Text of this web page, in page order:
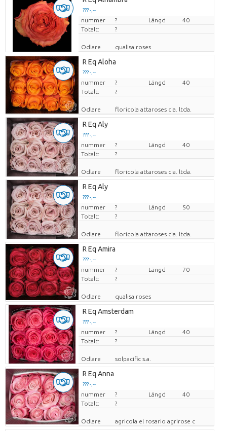
??? -,--
Pris per enhet
nummer ? Längd
40
Totalt:
?
Odlare qualisa roses
R Eq Aloha
??? -,--
Pris per enhet
nummer ? Längd
40
Totalt:
?
Odlare floricola attaroses cia. ltda.
R Eq Aly
??? -,--
Pris per enhet
nummer ? Längd
40
Totalt:
?
Odlare floricola attaroses cia. ltda.
R Eq Aly
??? -,--
Pris per enhet
nummer ? Längd
50
Totalt:
?
Odlare floricola attaroses cia. ltda.
R Eq Amira
??? -,--
Pris per enhet
nummer ? Längd
70
Totalt:
?
Odlare qualisa roses
R Eq Amsterdam
??? -,--
Pris per enhet
nummer ? Längd
40
Totalt:
?
Odlare solpacific s.a.
R Eq Anna
??? -,--
Pris per enhet
nummer ? Längd
40
Totalt:
?
Odlare agricola el rosario agrirose c